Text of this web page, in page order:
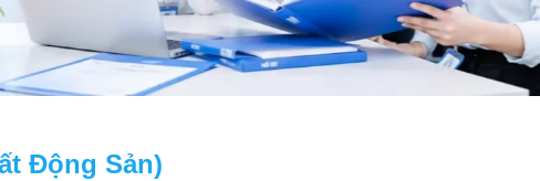
Động Sản)